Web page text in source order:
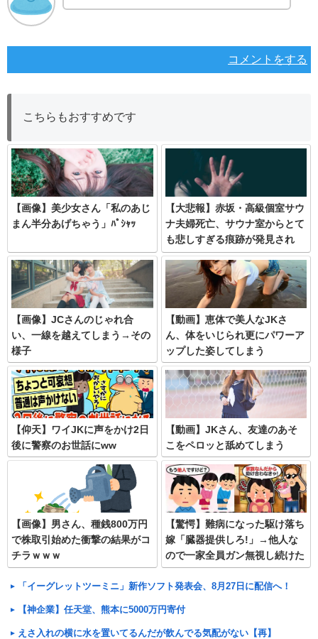
コメントをする
こちらもおすすめです
【画像】美少女さん「私のあじ
まん半分あげちゃう」ﾊﾟｼｬｯ
【大悲報】赤坂・高級個室サウ
ナ夫婦死亡、サウナ室からとて
も悲しすぎる痕跡が発見され
る・・・
【画像】JCさんのじゃれ合
い、一線を越えてしまう→その
様子
【動画】恵体で美人なJKさ
ん、体をいじられ更にパワーア
ップした姿してしまう
【仰天】ワイJKに声をかけ2日
後に警察のお世話にww
【動画】JKさん、友達のあそ
こをペロッと舐めてしまう
【画像】男さん、種銭800万円
で株取引始めた衝撃の結果がコ
チラｗｗｗ
【驚愕】難病になった駆け落ち
嫁「臓器提供しろ!」→他人な
ので一家全員ガン無視し続けた
結果w
「イーグレットツーミニ」新作ソフト発表会、8月27日に配信へ！
【神企業】任天堂、熊本に5000万円寄付
えさ入れの横に水を置いてるんだが飲んでる気配がない【再】